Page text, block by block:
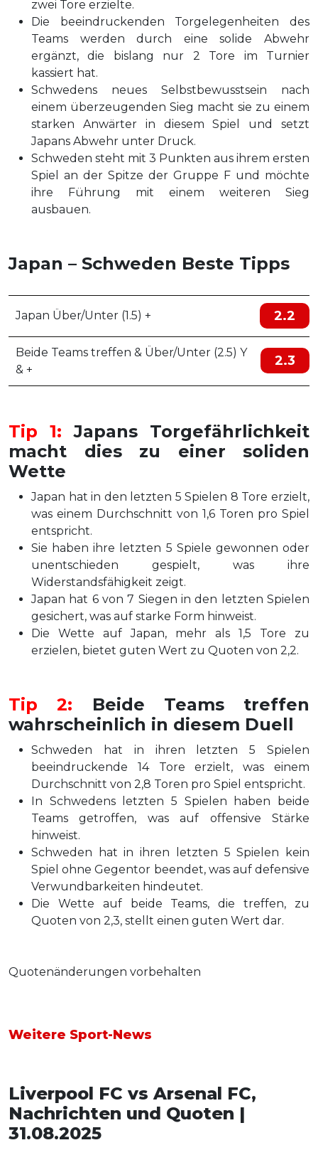
zwei Tore erzielte.
Die beeindruckenden Torgelegenheiten des
Teams werden durch eine solide Abwehr
ergänzt, die bislang nur 2 Tore im Turnier
kassiert hat.
Schwedens neues Selbstbewusstsein nach
einem überzeugenden Sieg macht sie zu einem
starken Anwärter in diesem Spiel und setzt
Japans Abwehr unter Druck.
Schweden steht mit 3 Punkten aus ihrem ersten
Spiel an der Spitze der Gruppe F und möchte
ihre Führung mit einem weiteren Sieg
ausbauen.
Japan – Schweden Beste Tipps
Japan Über/Unter (1.5) + 2.2
Beide Teams treffen & Über/Unter (2.5) Y
& +
2.3
Tip 1: Japans Torgefährlichkeit
macht dies zu einer soliden
Wette
Japan hat in den letzten 5 Spielen 8 Tore erzielt,
was einem Durchschnitt von 1,6 Toren pro Spiel
entspricht.
Sie haben ihre letzten 5 Spiele gewonnen oder
unentschieden gespielt, was ihre
Widerstandsfähigkeit zeigt.
Japan hat 6 von 7 Siegen in den letzten Spielen
gesichert, was auf starke Form hinweist.
Die Wette auf Japan, mehr als 1,5 Tore zu
erzielen, bietet guten Wert zu Quoten von 2,2.
Tip 2: Beide Teams treffen
wahrscheinlich in diesem Duell
Schweden hat in ihren letzten 5 Spielen
beeindruckende 14 Tore erzielt, was einem
Durchschnitt von 2,8 Toren pro Spiel entspricht.
In Schwedens letzten 5 Spielen haben beide
Teams getroffen, was auf offensive Stärke
hinweist.
Schweden hat in ihren letzten 5 Spielen kein
Spiel ohne Gegentor beendet, was auf defensive
Verwundbarkeiten hindeutet.
Die Wette auf beide Teams, die treffen, zu
Quoten von 2,3, stellt einen guten Wert dar.
Quotenänderungen vorbehalten
Weitere Sport-News
Liverpool FC vs Arsenal FC,
Nachrichten und Quoten |
31.08.2025